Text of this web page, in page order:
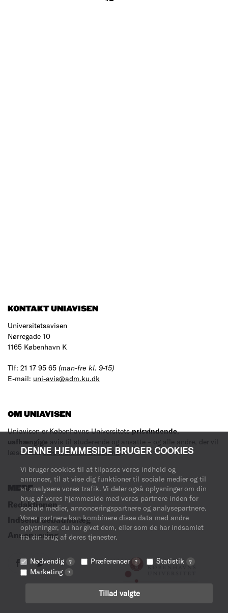
DENNE HJEMMESIDE BRUGER COOKIES
Vi bruger cookies til at tilpasse vores indhold og
annoncer, til at vise dig funktioner til sociale medier og til
at analysere vores trafik. Vi deler også oplysninger om din
brug af vores hjemmeside med vores partnere inden for
sociale medier, annonceringspartnere og analysepartnere.
Vores partnere kan kombinere disse data med andre
oplysninger, du har givet dem, eller som de har indsamlet
fra din brug af deres tjenester.
Nødvendig ? Præferencer ? Statistik ?
Marketing ?
Tillad valgte
KONTAKT UNIAVISEN
Universitetsavisen
Nørregade 10
1165 København K
Tlf: 21 17 95 65 (man-fre kl. 9-15)
E-mail: uni-avis@adm.ku.dk
OM UNIAVISEN
Uniavisen er Københavns Universitetsprisvindende,
uafhængige avis til studerende og ansatte – og alle andre, der vil
læse med.Læs mere om avisen her.
MERE
Redaktionen
Indsend debatindlæg
Annoncering